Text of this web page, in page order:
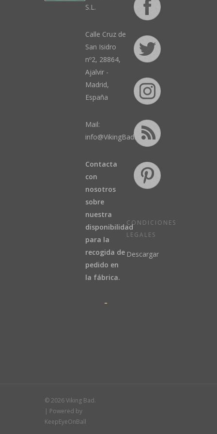
S.L.
Calle Cruz de
San Isidro
nº2, 28864,
Ajalvir -
Madrid,
España
Mail:
info@VikingBad.es
Contacta
con
nosotros
sobre
nuestra
disponibilidad
para la
recogida de
pedido en
la fábrica.
CONDICIONES
LEGALES
Descargar
© 2026 Viking Bad.
| Powered by
KeepEyeOnBall